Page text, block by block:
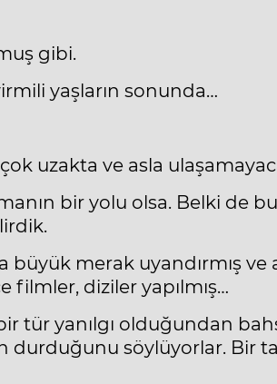
gibi.
yaşların sonunda…
uzakta ve asla
bir yolu olsa. Belki de
merak uyandırmış
filmler, diziler yapılmış…
yanılgı olduğundan
durduğunu söylüyorlar. Bir